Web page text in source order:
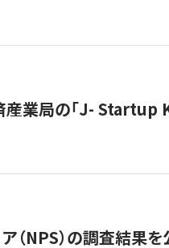
産業局の「J- Startup
（NPS）の調査結果